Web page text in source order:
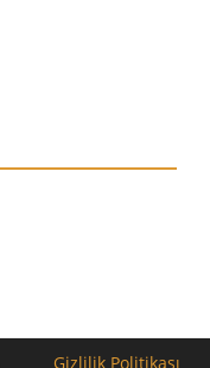
Gizlilik Politikası